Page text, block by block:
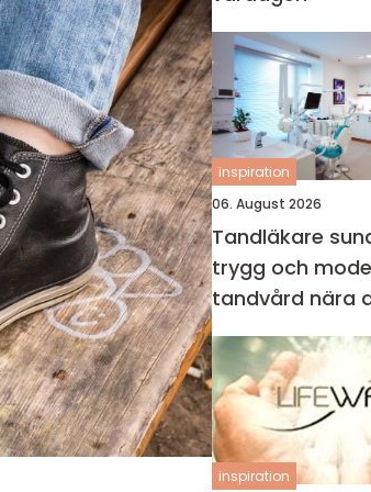
inspiration
06. August 2026
Tandläkare
trygg och
tandvård nära
inspiration